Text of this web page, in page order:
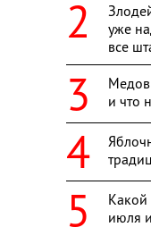
уже
все
и что
июля